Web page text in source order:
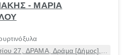
- ΜΑΡΙΑ
27, ΔΡΑΜΑ, Δράμα [Δήμος],